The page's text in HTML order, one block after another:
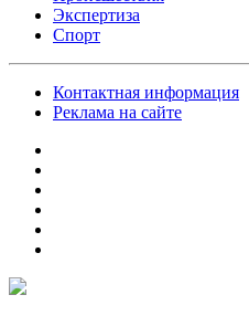
Экспертиза
Спорт
Контактная информация
Реклама на сайте